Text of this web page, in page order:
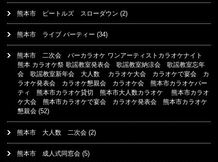
熊本市 ビートルズ スローダウン (2)
熊本市 ライブ パーティー (34)
熊本市 二次会 バーカラオケ ワンアーティストカラオケナイト
熊本 カラオケ祭 歌謡教室発表会 歌謡教室納涼会 歌謡教室忘年
会 歌謡教室新年会 大人数 カラオケ大会 カラオケで宴会 カ
ラオケ発表会 カラオケ懇親会 カラオケ会 熊本市カラオケパー
ティ 熊本市カラオケ貸切 熊本市大人数カラオケ 熊本市カラオ
ケ大会 熊本市カラオケで宴会 カラオケ発表会 熊本市カラオケ
懇親会 (52)
熊本市 大人数 二次会 (2)
熊本市 成人式同窓会 (5)